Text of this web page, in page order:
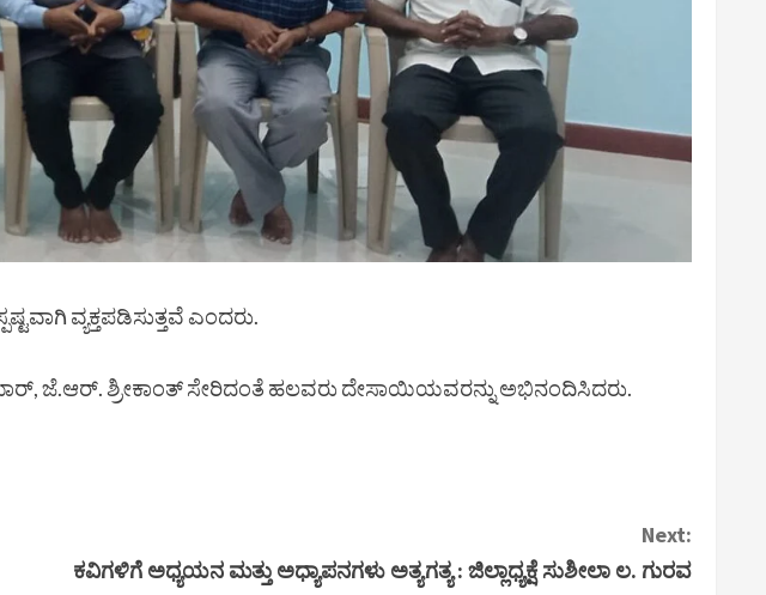
ವ್ಯಕ್ತಪಡಿಸುತ್ತವೆ ಎಂದರು.
ಜೆ.ಆರ್. ಶ್ರೀಕಾಂತ್ ಸೇರಿದಂತೆ ಹಲವರು ದೇಸಾಯಿಯವರನ್ನು ಅಭಿನಂದಿಸಿದರು.
Next:
ಕವಿಗಳಿಗೆ ಅಧ್ಯಯನ ಮತ್ತು ಅಧ್ಯಾಪನಗಳು ಅತ್ಯಗತ್ಯ : ಜಿಲ್ಲಾಧ್ಯಕ್ಷೆ ಸುಶೀಲಾ ಲ. ಗುರವ